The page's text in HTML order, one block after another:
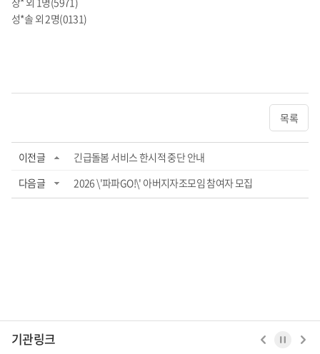
성*솔 외 2명(0131)
목록
이전글
긴급돌봄 서비스 한시적 중단 안내
다음글
2026 \'파파GO!\' 아버지자조모임 참여자 모집
기관링크